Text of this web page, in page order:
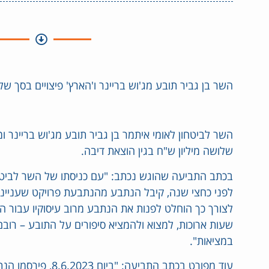
השר בן גביר תובע מג'וש בריינר ו'הארץ' פיצויים בסך
השר לביטחון לאומי איתמר בן גביר תובע מג'וש בריינר
שלושה מיליון ש"ח בגין הוצאת דיבה.
בכתב התביעה שהוגש נכתב: "עם כניסתו של השר
לפני כחצי שנה, קיבל הנתבע מהנתבעת פרויקט
לצורך כך הוחלט לפנות את הנתבע מרוב עיסוקיו עבור
שעות ארוכות, למצוא ולהמציא סיפורים על התובע –
במציאות".
עוד מפורט בכתב